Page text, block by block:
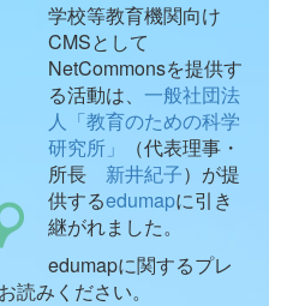
学校等教育機関向け
CMSとして
NetCommonsを提供す
る活動は、 一般社団法
人「教育のための科学
研究所」
（代表理事・
所長 新井紀子）が提
供するedumapに引き
継がれました。
edumapに関するプレ
読みください。